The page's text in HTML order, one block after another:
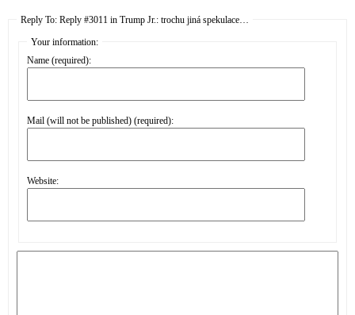
Reply To: Reply #3011 in Trump Jr.: trochu jiná spekulace…
Your information:
Name (required):
Mail (will not be published) (required):
Website: